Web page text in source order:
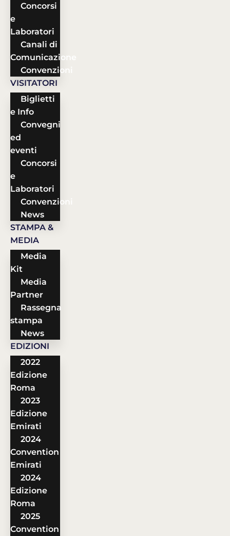
Concorsi
e
Laboratori
Canali di
Comunicazione
Convenzioni
VISITATORI
Biglietti
e Info
Convegni
ed
eventi
Concorsi
e
Laboratori
Convenzioni
News
STAMPA &
MEDIA
Media
Kit
Media
Partner
Rassegna
stampa
News
EDIZIONI
2022
Edizione
Roma
2023
Edizione
Emirati
2024
Convention
Emirati
2024
Edizione
Roma
2025
Convention